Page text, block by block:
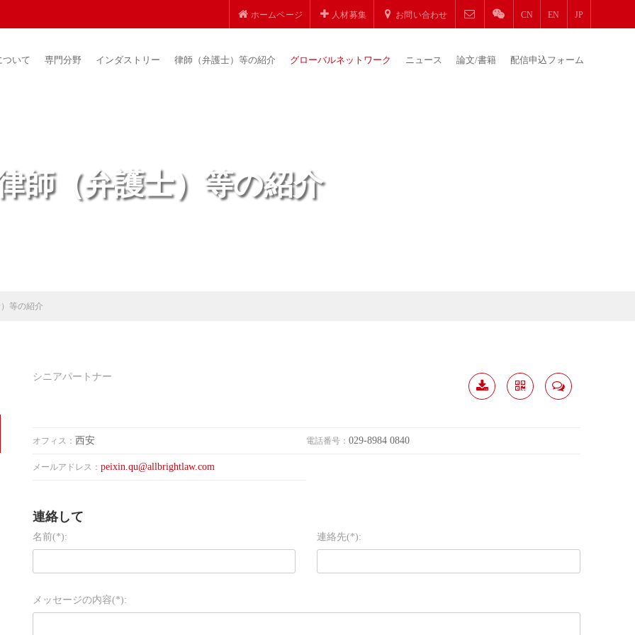
ホームページ 人材募集 お問い合わせ CN EN JP
ついて 専門分野 インダストリー 律師（弁護士）等の紹介 グローバルネットワーク ニュース 論文/書籍 配信申込フォーム
師（弁護士）等の紹介
等の紹介
シニアパートナー
オフィス： 西安 電話番号：029-8984 0840
メールアドレス： peixin.qu@allbrightlaw.com
連絡して
名前(*): 連絡先(*):
メッセージの内容(*):